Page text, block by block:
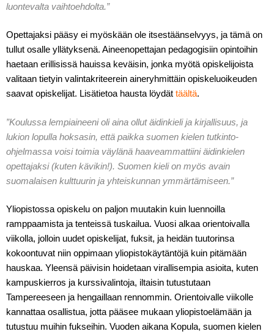
luontevalta vaihtoehdolta.”
Opettajaksi pääsy ei myöskään ole itsestäänselvyys, ja tämä on
tullut osalle yllätyksenä. Aineenopettajan pedagogisiin opintoihin
haetaan erillisissä hauissa keväisin, jonka myötä opiskelijoista
valitaan tietyin valintakriteerein aineryhmittäin opiskeluoikeuden
saavat opiskelijat. Lisätietoa hausta löydät täältä.
”Koulussa lempiaineeni oli aina ollut äidinkieli ja kirjallisuus, ja
lukion lopulla hoksasin, että paikka suomen kielen tutkinto-
ohjelmassa voisi toimia väylänä haaveammattiini äidinkielen
opettajaksi (kuten kävikin!). Suomen kieli on myös avain
suomalaisen kulttuurin ja yhteiskunnan ymmärtämiseen.”
Yliopistossa opiskelu on paljon muutakin kuin luennoilla
ramppaamista ja tenteissä tuskailua. Vuosi alkaa orientoivalla
viikolla, jolloin uudet opiskelijat, fuksit, ja heidän tuutorinsa
kokoontuvat niin oppimaan yliopistokäytäntöjä kuin pitämään
hauskaa. Yleensä päivisin hoidetaan virallisempia asioita, kuten
kampuskierros ja kurssivalintoja, iltaisin tutustutaan
Tampereeseen ja hengaillaan rennommin. Orientoivalle viikolle
kannattaa osallistua, jotta pääsee mukaan yliopistoelämään ja
tutustuu muihin fukseihin. Vuoden aikana Kopula, suomen kielen